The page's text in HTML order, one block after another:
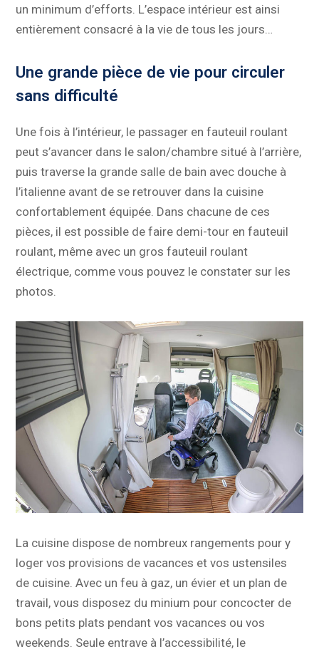
un minimum d’efforts. L’espace intérieur est ainsi
entièrement consacré à la vie de tous les jours…
Une grande pièce de vie pour circuler
sans difficulté
Une fois à l’intérieur, le passager en fauteuil roulant
peut s’avancer dans le salon/chambre situé à l’arrière,
puis traverse la grande salle de bain avec douche à
l’italienne avant de se retrouver dans la cuisine
confortablement équipée. Dans chacune de ces
pièces, il est possible de faire demi-tour en fauteuil
roulant, même avec un gros fauteuil roulant
électrique, comme vous pouvez le constater sur les
photos.
La cuisine dispose de nombreux rangements pour y
loger vos provisions de vacances et vos ustensiles
de cuisine. Avec un feu à gaz, un évier et un plan de
travail, vous disposez du minium pour concocter de
bons petits plats pendant vos vacances ou vos
weekends. Seule entrave à l’accessibilité, le